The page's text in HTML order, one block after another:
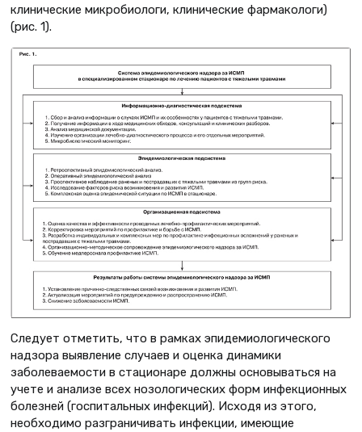
клинические микробиологи, клинические фармакологи)
(рис. 1).
Следует отметить, что в рамках эпидемиологического
надзора выявление случаев и оценка динамики
заболеваемости в стационаре должны основываться на
учете и анализе всех нозологических форм инфекционных
болезней (госпитальных инфекций). Исходя из этого,
необходимо разграничивать инфекции, имеющие